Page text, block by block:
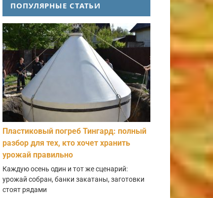
ПОПУЛЯРНЫЕ СТАТЬИ
Пластиковый погреб Тингард: полный
разбор для тех, кто хочет хранить
урожай правильно
Каждую осень один и тот же сценарий:
урожай собран, банки закатаны, заготовки
стоят рядами